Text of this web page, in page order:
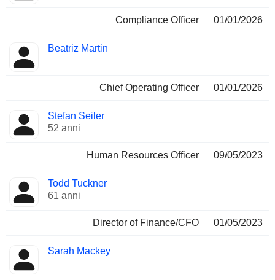
Compliance Officer 01/01/2026
Beatriz Martin
Chief Operating Officer 01/01/2026
Stefan Seiler
52 anni
Human Resources Officer 09/05/2023
Todd Tuckner
61 anni
Director of Finance/CFO 01/05/2023
Sarah Mackey